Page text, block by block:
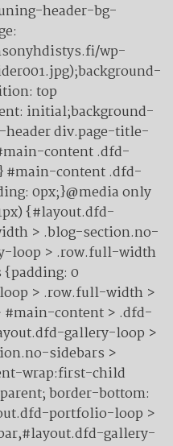
header-bg-
wp-
top
initial;background-
div.page-title-
content .dfd-
#main-content .dfd-
0px;}@media only
{#layout.dfd-
> .blog-section.no-
loop > .row.full-width
0
> .row.full-width >
content > .dfd-
gallery-loop >
sidebars >
wrap:first-child
border-bottom:
portfolio-loop >
gallery-